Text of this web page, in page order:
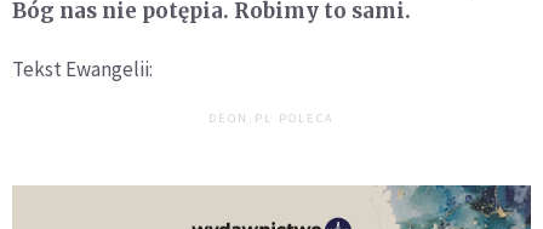
Bóg nas nie potępia. Robimy to sami.
Tekst Ewangelii:
DEON.PL POLECA